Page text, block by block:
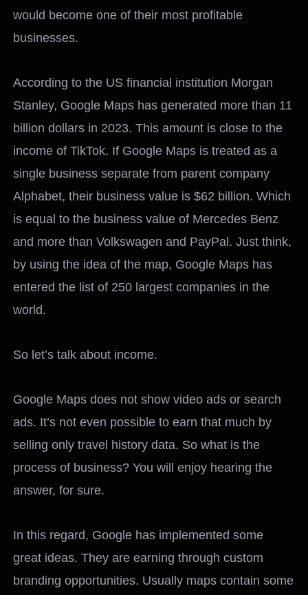
would become one of their most profitable
businesses.
According to the US financial institution Morgan
Stanley, Google Maps has generated more than 11
billion dollars in 2023. This amount is close to the
income of TikTok. If Google Maps is treated as a
single business separate from parent company
Alphabet, their business value is $62 billion. Which
is equal to the business value of Mercedes Benz
and more than Volkswagen and PayPal. Just think,
by using the idea of the map, Google Maps has
entered the list of 250 largest companies in the
world.
So let’s talk about income.
Google Maps does not show video ads or search
ads. It’s not even possible to earn that much by
selling only travel history data. So what is the
process of business? You will enjoy hearing the
answer, for sure.
In this regard, Google has implemented some
great ideas. They are earning through custom
branding opportunities. Usually maps contain some